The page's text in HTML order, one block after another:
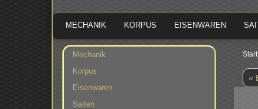
MECHANIK KORPUS EISENWAREN
«
Mechanik
Korpus
Eisenwaren
Saiten